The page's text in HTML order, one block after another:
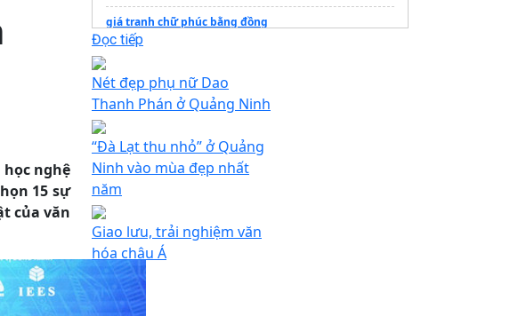
học nghệ
15 sự
của văn
giá tranh chữ phúc bằng đồng
Mẫu bảng hiệu spaĐẹp
MẫuHộp đèn quảng cáođẹp
Trang thông tin dự ánVinhomes Hóc Môn
Nhà điêu khắc Trần Đình Thảo
Đọc tiếp
Nét đẹp phụ nữ Dao
Thanh Phán ở Quảng Ninh
“Đà Lạt thu nhỏ” ở Quảng
Ninh vào mùa đẹp nhất
năm
Giao lưu, trải nghiệm văn
hóa châu Á